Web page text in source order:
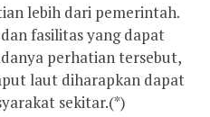
lebih dari pemerintah.
fasilitas yang dapat
perhatian tersebut,
laut diharapkan dapat
sekitar.(*)